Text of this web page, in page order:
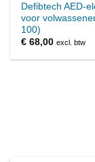
Defibtech AED-
voor
100)
€ 68,00 excl. btw